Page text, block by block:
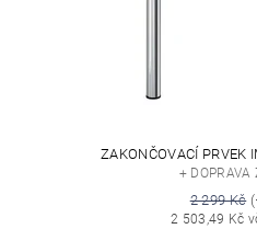
ZAKONČOVACÍ PRVEK
+ DOPRAVA
2 299 Kč
2 503,49 Kč